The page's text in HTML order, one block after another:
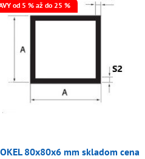
od 5 % až do 25 %
80x80x6 mm skladom cena